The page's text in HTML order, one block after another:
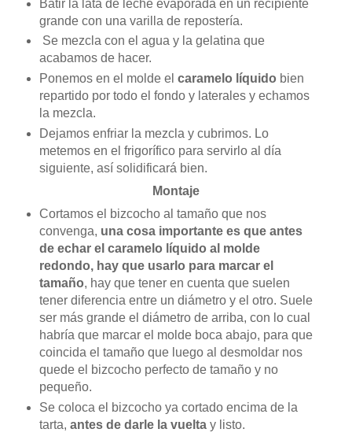
Batir la lata de leche evaporada en un recipiente
grande con una varilla de repostería.
Se mezcla con el agua y la gelatina que
acabamos de hacer.
Ponemos en el molde el caramelo líquido bien
repartido por todo el fondo y laterales y echamos
la mezcla.
Dejamos enfriar la mezcla y cubrimos. Lo
metemos en el frigorífico para servirlo al día
siguiente, así solidificará bien.
Montaje
Cortamos el bizcocho al tamaño que nos
convenga, una cosa importante es que antes
de echar el caramelo líquido al molde
redondo, hay que usarlo para marcar el
tamaño, hay que tener en cuenta que suelen
tener diferencia entre un diámetro y el otro. Suele
ser más grande el diámetro de arriba, con lo cual
habría que marcar el molde boca abajo, para que
coincida el tamaño que luego al desmoldar nos
quede el bizcocho perfecto de tamaño y no
pequeño.
Se coloca el bizcocho ya cortado encima de la
tarta, antes de darle la vueltay listo.